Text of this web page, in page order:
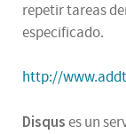
repetir tareas
especificado.
http://
Disquses un